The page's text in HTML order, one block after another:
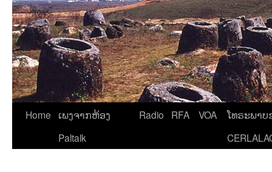
Home
ເພງຈາກຫ້ອງ
Paltalk
Radio RFA VOA
ໂທຣະພາບ